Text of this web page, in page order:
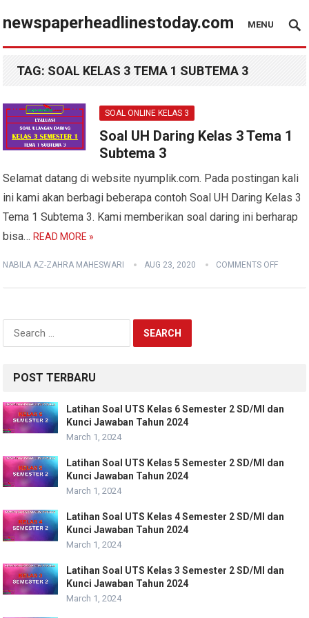
newspaperheadlinestoday.com MENU
TAG: SOAL KELAS 3 TEMA 1 SUBTEMA 3
SOAL ONLINE KELAS 3
Soal UH Daring Kelas 3 Tema 1
Subtema 3
Selamat datang di website nyumplik.com. Pada postingan kali
ini kami akan berbagi beberapa contoh Soal UH Daring Kelas 3
Tema 1 Subtema 3. Kami memberikan soal daring ini berharap
bisa…READ MORE »
NABILA AZ-ZAHRA MAHESWARI AUG 23, 2020 COMMENTS OFF
Search
for:
POST TERBARU
Latihan Soal UTS Kelas 6 Semester 2 SD/MI dan
Kunci Jawaban Tahun 2024
March 1, 2024
Latihan Soal UTS Kelas 5 Semester 2 SD/MI dan
Kunci Jawaban Tahun 2024
March 1, 2024
Latihan Soal UTS Kelas 4 Semester 2 SD/MI dan
Kunci Jawaban Tahun 2024
March 1, 2024
Latihan Soal UTS Kelas 3 Semester 2 SD/MI dan
Kunci Jawaban Tahun 2024
March 1, 2024